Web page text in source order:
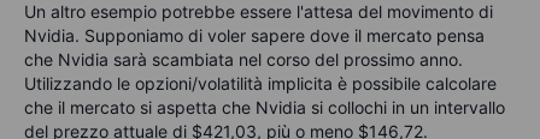
Un altro esempio potrebbe essere l'attesa del movimento di
Nvidia. Supponiamo di voler sapere dove il mercato pensa
che Nvidia sarà scambiata nel corso del prossimo anno.
Utilizzando le opzioni/volatilità implicita è possibile calcolare
che il mercato si aspetta che Nvidia si collochi in un intervallo
del prezzo attuale di $421,03, più o meno $146,72.